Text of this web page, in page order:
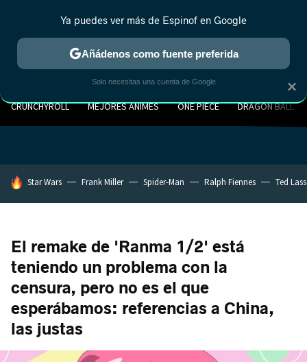
CRUNCHYROLL MEJORES ANIMES ONE PIECE DRAGON BALL
HOY SE HABLA DE
Star Wars Frank Miller Spider-Man Ralph Fiennes Ted
El remake de 'Ranma 1/2' está
teniendo un problema con la
censura, pero no es el que
esperábamos: referencias a China,
las justas
×
Ya puedes ver más de Espinof en Google
Añádenos como fuente preferida
Solo necesitas una cuenta de Google